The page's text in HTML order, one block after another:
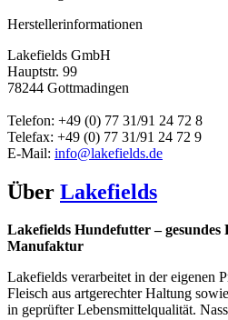
Herstellerinformationen
Lakefields GmbH
Hauptstr. 99
78244 Gottmadingen
Telefon: +49 (0) 77 31/91 24 72 8
Telefax: +49 (0) 77 31/91 24 72 9
E-Mail: info@lakefields.de
Über Lakefields
Lakefields Hundefutter – gesundes
Manufaktur
Lakefields verarbeitet in der eigenen
Fleisch aus artgerechter Haltung
in geprüfter Lebensmittelqualität.